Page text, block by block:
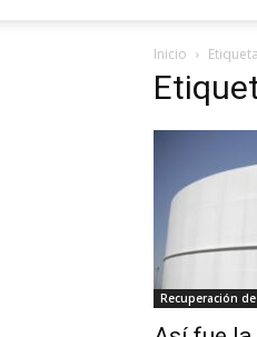
Inicio
Recuperación